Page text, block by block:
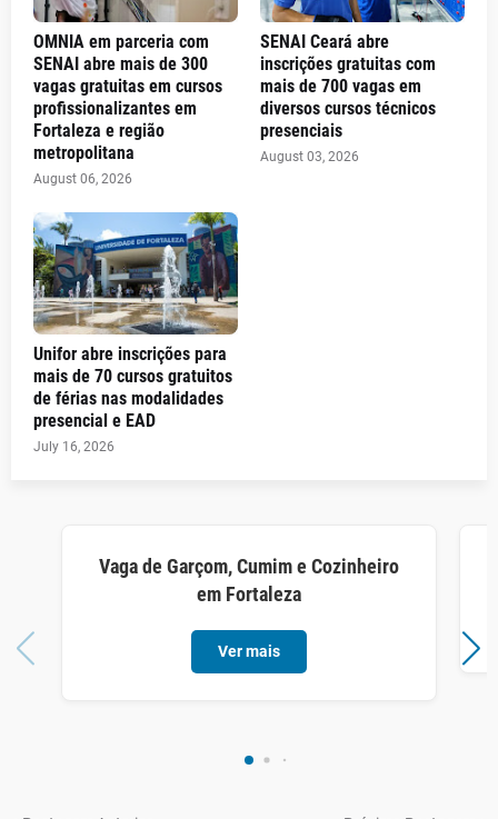
OMNIA em parceria com
SENAI abre mais de 300
vagas gratuitas em cursos
profissionalizantes em
Fortaleza e região
metropolitana
August 06, 2026
SENAI Ceará abre
inscrições gratuitas com
mais de 700 vagas em
diversos cursos técnicos
presenciais
August 03, 2026
Unifor abre inscrições para
mais de 70 cursos gratuitos
de férias nas modalidades
presencial e EAD
July 16, 2026
Vaga de Garçom, Cumim e Cozinheiro
em Fortaleza
Ver mais